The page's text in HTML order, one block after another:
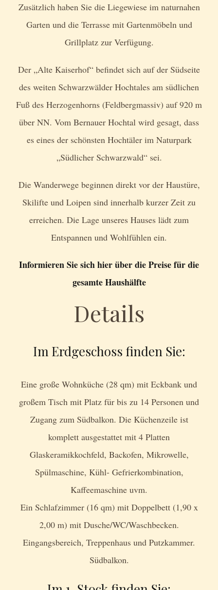
Zusätzlich haben Sie die Liegewiese im naturnahen
Garten und die Terrasse mit Gartenmöbeln und
Grillplatz zur Verfügung.
Der „Alte Kaiserhof“ befindet sich auf der Südseite
des weiten Schwarzwälder Hochtales am südlichen
Fuß des Herzogenhorns (Feldbergmassiv) auf 920 m
über NN. Vom Bernauer Hochtal wird gesagt, dass
es eines der schönsten Hochtäler im Naturpark
„Südlicher Schwarzwald“ sei.
Die Wanderwege beginnen direkt vor der Haustüre,
Skilifte und Loipen sind innerhalb kurzer Zeit zu
erreichen. Die Lage unseres Hauses lädt zum
Entspannen und Wohlfühlen ein.
Informieren Sie sich hier über die Preise für die
gesamte Haushälfte
Details
Im Erdgeschoss finden Sie:
Eine große Wohnküche (28 qm) mit Eckbank und
großem Tisch mit Platz für bis zu 14 Personen und
Zugang zum Südbalkon. Die Küchenzeile ist
komplett ausgestattet mit 4 Platten
Glaskeramikkochfeld, Backofen, Mikrowelle,
Spülmaschine, Kühl- Gefrierkombination,
Kaffeemaschine uvm.
Ein Schlafzimmer (16 qm) mit Doppelbett (1,90 x
2,00 m) mit Dusche/WC/Waschbecken.
Eingangsbereich, Treppenhaus und Putzkammer.
Südbalkon.